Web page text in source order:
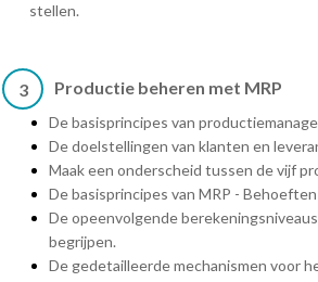
stellen.
3 Productie beheren met MRP
De basisprincipes van
De doelstellingen van klanten en
Maak een onderscheid tussen de vijf
De basisprincipes van MRP -
De opeenvolgende
begrijpen.
De gedetailleerde mechanismen voor